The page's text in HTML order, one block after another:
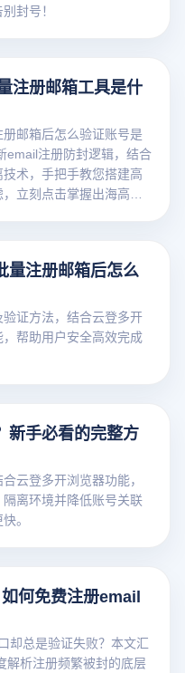
封号！
注册邮箱工具是什
邮箱后怎么验证账号是
email注册防封逻辑，结合
术，手把手教您搭建高
立刻点击掌握出海高效
量注册邮箱后怎么
证方法，结合云登多开
帮助用户安全高效完成
新手必看的完整方
云登多开浏览器功能，
离环境并降低账号关联
。
何免费注册email
却总是验证失败？本文汇
解析注册频繁被封的底层